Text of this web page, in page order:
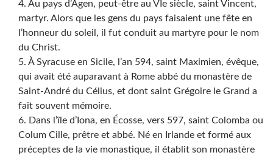
4. Au pays d’Agen, peut-être au VIe siècle, saint Vincent,
martyr. Alors que les gens du pays faisaient une fête en
l’honneur du soleil, il fut conduit au martyre pour le nom
du Christ.
5. À Syracuse en Sicile, l’an 594, saint Maximien, évêque,
qui avait été auparavant à Rome abbé du monastère de
Saint-André du Célius, et dont saint Grégoire le Grand a
fait souvent mémoire.
6. Dans l’île d’Iona, en Écosse, vers 597, saint Colomba ou
Colum Cille, prêtre et abbé. Né en Irlande et formé aux
préceptes de la vie monastique, il établit son monastère